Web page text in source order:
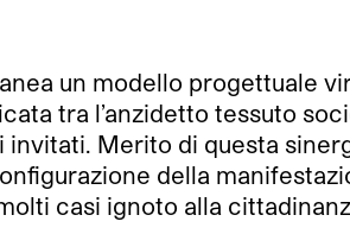
un modello progettuale
tra l’anzidetto tessuto
Merito di questa
della
casi ignoto alla